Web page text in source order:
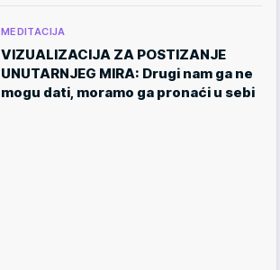
MEDITACIJA
VIZUALIZACIJA ZA POSTIZANJE
UNUTARNJEG MIRA: Drugi nam ga ne
mogu dati, moramo ga pronaći u sebi